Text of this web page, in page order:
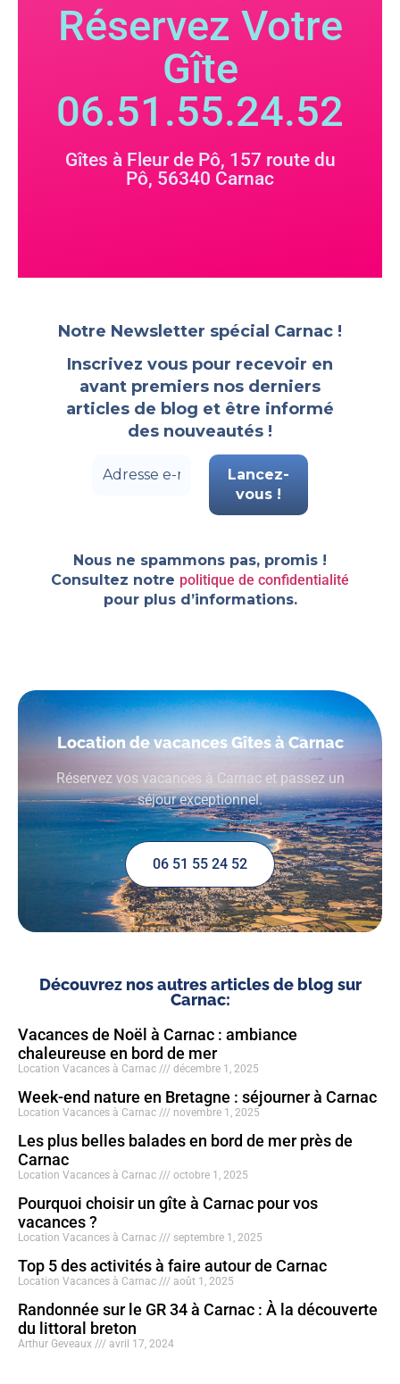
Réservez Votre
Gîte
06.51.55.24.52
Gîtes à Fleur de Pô, 157 route du
Pô, 56340 Carnac
Notre Newsletter spécial Carnac !
Inscrivez vous pour recevoir en
avant premiers nos derniers
articles de blog et être informé
des nouveautés !
Nous ne spammons pas, promis !
Consultez notre politique de confidentialité
pour plus d’informations.
Location de vacances Gîtes à Carnac
Réservez vos vacances à Carnac et passez un
séjour exceptionnel.
06 51 55 24 52
Découvrez nos autres articles de blog sur
Carnac:
Vacances de Noël à Carnac : ambiance
chaleureuse en bord de mer
Location Vacances à Carnac décembre 1, 2025
Week-end nature en Bretagne : séjourner à Carnac
Location Vacances à Carnac novembre 1, 2025
Les plus belles balades en bord de mer près de
Carnac
Location Vacances à Carnac octobre 1, 2025
Pourquoi choisir un gîte à Carnac pour vos
vacances ?
Location Vacances à Carnac septembre 1, 2025
Top 5 des activités à faire autour de Carnac
Location Vacances à Carnac août 1, 2025
Randonnée sur le GR 34 à Carnac : À la découverte
du littoral breton
Arthur Geveaux avril 17, 2024